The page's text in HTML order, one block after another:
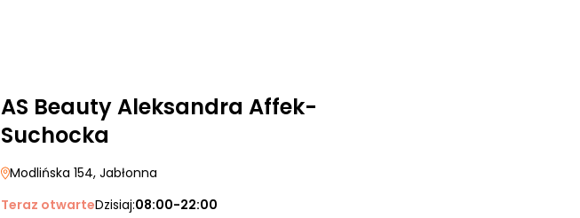
AS Beauty Aleksandra Affek-
Suchocka
Modlińska 154, Jabłonna
Teraz otwarteDzisiaj:08:00-22:00